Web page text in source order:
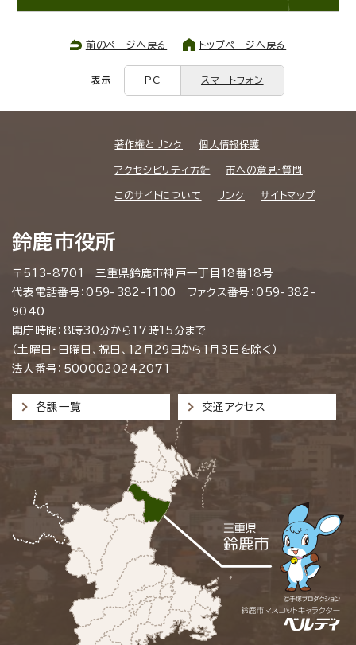
前のページへ戻る トップページへ戻る
表示 PC スマートフォン
著作権とリンク 個人情報保護
アクセシビリティ方針 市への意見・質問
このサイトについて リンク サイトマップ
鈴鹿市役所
〒513-8701 三重県鈴鹿市神戸一丁目18番18号
代表電話番号：059-382-1100 ファクス番号：059-382-
9040
開庁時間：8時30分から17時15分まで
（土曜日・日曜日、祝日、12月29日から1月3日を除く）
法人番号：5000020242071
各課一覧 交通アクセス